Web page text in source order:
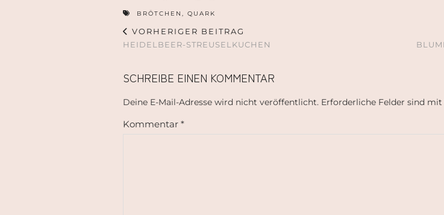
BRÖTCHEN , QUARK
VORHERIGER BEITRAG
HEIDELBEER-STREUSELKUCHEN
SCHREIBE EINEN KOMMENTAR
Deine E-Mail-Adresse wird nicht veröffentlicht. Erforderliche Felder sind mit
Kommentar *